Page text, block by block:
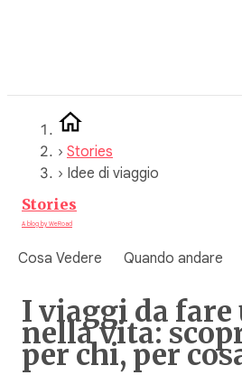
› Stories
› Idee di viaggio
Stories
A blog by WeRoad
Cosa Vedere Quando andare
I viaggi da fare
nella vita:
per chi, per